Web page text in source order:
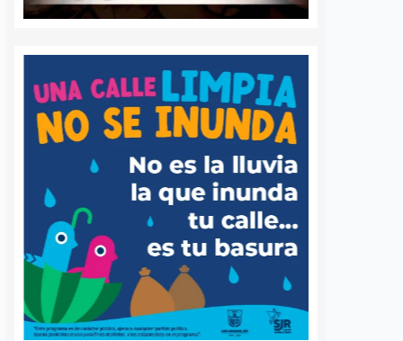
Muérdago afecta a
siete de cada diez
árboles de la Alameda
Hidalgo; Municipio
reforzará acciones
Aparatoso
frontal entre
y camioneta
lesionados en la
carretera 431